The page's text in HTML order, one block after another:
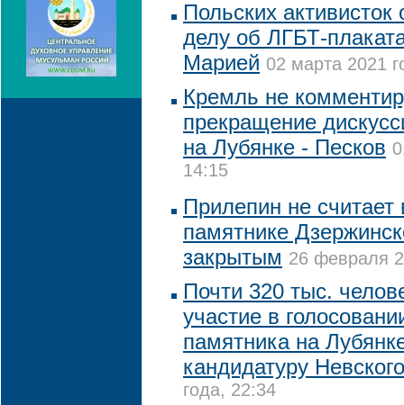
Польских
делу об ЛГБТ-
Марией 02 марта 2021
Кремль не
прекращение
на Лубянке - Песков
14:15
Прилепин не считает
памятнике
закрытым 26 февраля
Почти 320 тыс.
участие в
памятника на
кандидатуру Невского
года, 22:34